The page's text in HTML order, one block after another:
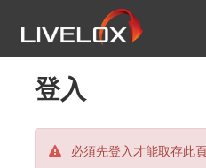
登入
必須先登入才能取存此頁